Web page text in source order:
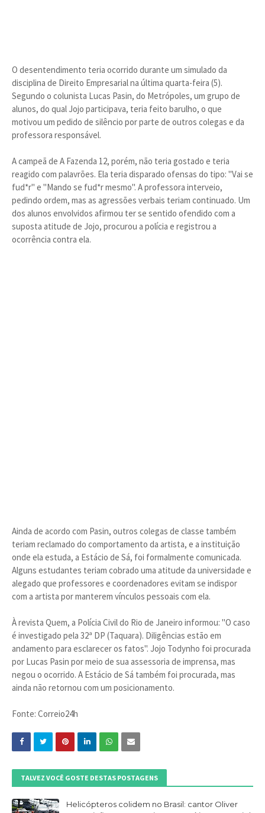
O desentendimento teria ocorrido durante um simulado da
disciplina de Direito Empresarial na última quarta-feira (5).
Segundo o colunista Lucas Pasin, do Metrópoles, um grupo de
alunos, do qual Jojo participava, teria feito barulho, o que
motivou um pedido de silêncio por parte de outros colegas e da
professora responsável.
A campeã de A Fazenda 12, porém, não teria gostado e teria
reagido com palavrões. Ela teria disparado ofensas do tipo: "Vai se
fud*r" e "Mando se fud*r mesmo". A professora interveio,
pedindo ordem, mas as agressões verbais teriam continuado. Um
dos alunos envolvidos afirmou ter se sentido ofendido com a
suposta atitude de Jojo, procurou a polícia e registrou a
ocorrência contra ela.
Ainda de acordo com Pasin, outros colegas de classe também
teriam reclamado do comportamento da artista, e a instituição
onde ela estuda, a Estácio de Sá, foi formalmente comunicada.
Alguns estudantes teriam cobrado uma atitude da universidade e
alegado que professores e coordenadores evitam se indispor
com a artista por manterem vínculos pessoais com ela.
À revista Quem, a Polícia Civil do Rio de Janeiro informou: "O caso
é investigado pela 32ª DP (Taquara). Diligências estão em
andamento para esclarecer os fatos". Jojo Todynho foi procurada
por Lucas Pasin por meio de sua assessoria de imprensa, mas
negou o ocorrido. A Estácio de Sá também foi procurada, mas
ainda não retornou com um posicionamento.
Fonte: Correio24h
TALVEZ VOCÊ GOSTE DESTAS POSTAGENS
Helicópteros colidem no Brasil: cantor Oliver